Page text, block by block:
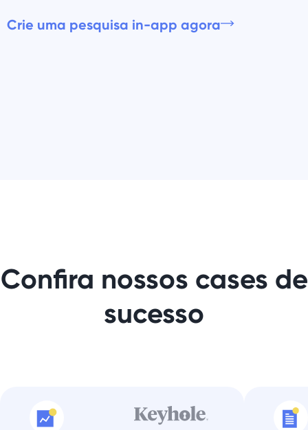
Crie uma pesquisa in-app agora
Confira nossos cases de
sucesso